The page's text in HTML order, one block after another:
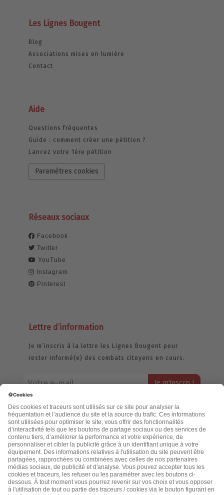
Les Lignes Bougent
Blog
Associations mises en lumière
Contact
Aide
Questions fréquentes
Guide : comment créer une pétition ?
Lancez votre 1ère pétition
Paramètres cookies
Réseaux sociaux
Facebook
Twitter
YouTube
Instagram
Pinterest
Lettre d’information
Je m’inscris à la lettre les Lignes Bougent pour
rester informé(e) des combats citoyens en cours.
jamais échangée. Pour consulter notre politique de confidentialité,
cliquez ici.
Accueil
Politique de confidentialité
Cookies